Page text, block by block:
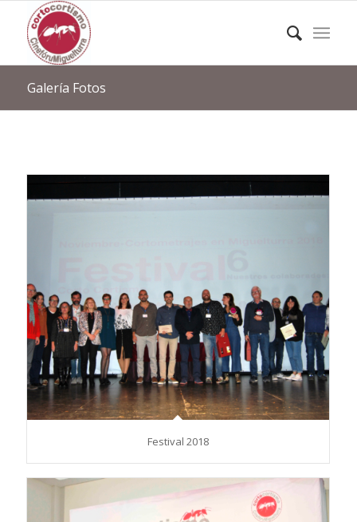
Galería Fotos
Festival 2018